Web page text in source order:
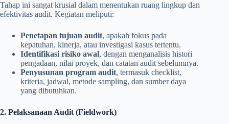
Tahap ini sangat krusial dalam menentukan ruang lingkup dan
efektivitas audit. Kegiatan meliputi:
Penetapan tujuan audit, apakah fokus pada
kepatuhan, kinerja, atau investigasi kasus tertentu.
Identifikasi risiko awal, dengan menganalisis histori
pengadaan, nilai proyek, dan catatan audit sebelumnya.
Penyusunan program audit, termasuk checklist,
kriteria, jadwal, metode sampling, dan sumber daya
yang dibutuhkan.
2. Pelaksanaan Audit (Fieldwork)